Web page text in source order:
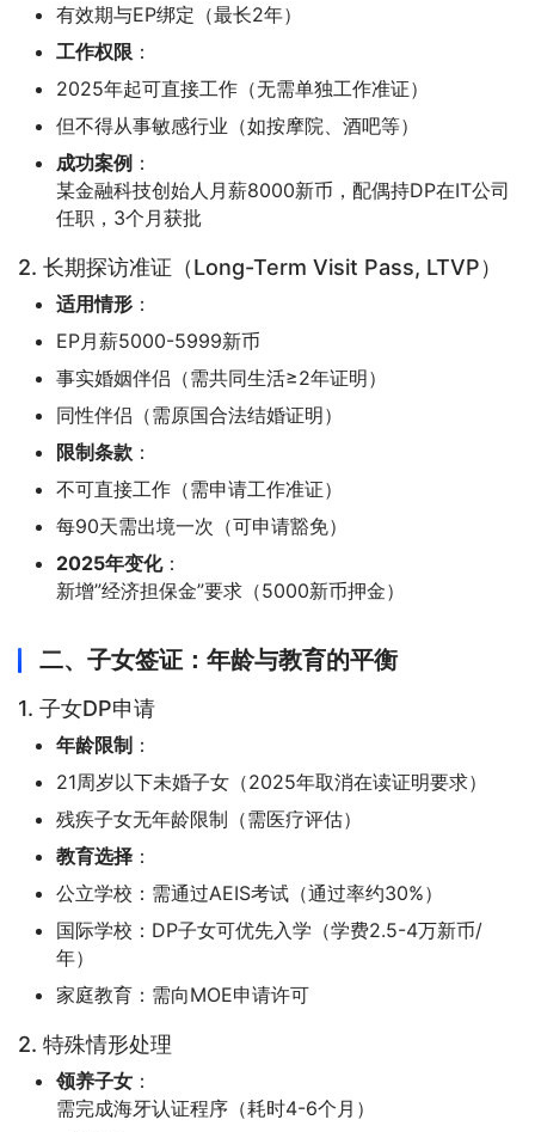
有效期与EP绑定（最长2年）
工作权限 ：
2025年起可直接工作（无需单独工作准证）
但不得从事敏感行业（如按摩院、酒吧等）
成功案例 ：
某金融科技创始人月薪8000新币，配偶持DP在IT公司
任职，3个月获批
2. 长期探访准证（Long-Term Visit Pass, LTVP）
适用情形 ：
EP月薪5000-5999新币
事实婚姻伴侣（需共同生活≥2年证明）
同性伴侣（需原国合法结婚证明）
限制条款 ：
不可直接工作（需申请工作准证）
每90天需出境一次（可申请豁免）
2025年变化：
新增”经济担保金”要求（5000新币押金）
二、子女签证：年龄与教育的平衡
1. 子女DP申请
年龄限制 ：
21周岁以下未婚子女（2025年取消在读证明要求）
残疾子女无年龄限制（需医疗评估）
教育选择 ：
公立学校：需通过AEIS考试（通过率约30%）
国际学校：DP子女可优先入学（学费2.5-4万新币/
年）
家庭教育：需向MOE申请许可
2. 特殊情形处理
领养子女 ：
需完成海牙认证程序（耗时4-6个月）